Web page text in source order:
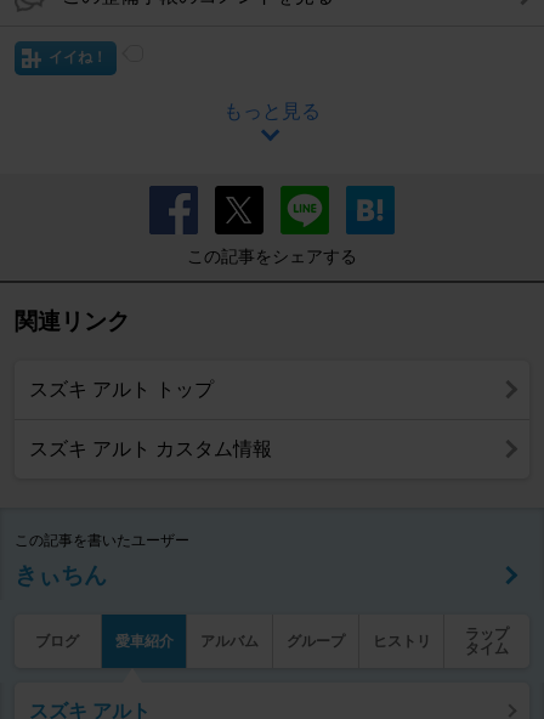
イイね！
もっと見る
この記事をシェアする
関連リンク
スズキ アルト トップ
スズキ アルト カスタム情報
この記事を書いたユーザー
きぃちん
ブログ 愛車紹介 アルバム グループ ヒストリ
ラップ
タイム
スズキ アルト